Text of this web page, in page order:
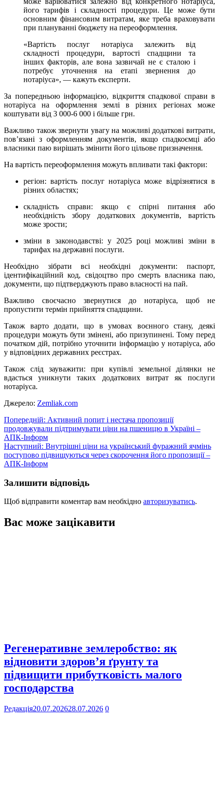
його тарифів і складності процедури. Це може бути
основним фінансовим витратам, яке треба враховувати
при плануванні бюджету на переоформлення.
«Вартість послуг нотаріуса залежить від
складності процедури, вартості спадщини та
інших факторів, але вона зазвичай не є сталою і
потребує уточнення на етапі звернення до
нотаріуса», — кажуть експерти.
За попередньою інформацією, відкриття спадкової справи в
нотаріуса на оформлення землі в різних регіонах може
коштувати від 3 000-6 000 і більше грн.
Важливо також звернути увагу на можливі додаткові витрати,
пов’язані з оформленням документів, якщо спадкоємці або
власники паю вирішать змінити його цільове призначення.
На вартість переоформлення можуть впливати такі фактори:
регіон: вартість послуг нотаріуса може відрізнятися в
різних областях;
складність справи: якщо є спірні питання або
необхідність збору додаткових документів, вартість
може зрости;
зміни в законодавстві: у 2025 році можливі зміни в
тарифах на державні послуги.
Необхідно зібрати всі необхідні документи: паспорт,
ідентифікаційний код, свідоцтво про смерть власника паю,
документи, що підтверджують право власності на пай.
Важливо своєчасно звернутися до нотаріуса, щоб не
пропустити термін прийняття спадщини.
Також варто додати, що в умовах воєнного стану, деякі
процедури можуть бути змінені, або призупинені. Тому перед
початком дій, потрібно уточнити інформацію у нотаріуса, або
у відповідних державних реєстрах.
Також слід зауважити: при купівлі земельної ділянки не
вдасться уникнути таких додаткових витрат як послуги
нотаріуса.
Джерело: Zemliak.com
Навігація
записів
Попередній: Активний попит і нестача пропозиції
продовжували підтримувати ціни на пшеницю в Україні –
АПК-Інформ
Наступний: Внутрішні ціни на український фуражний ячмінь
поступово підвищуються через скорочення його пропозиції –
АПК-Інформ
Залишити відповідь
Щоб відправити коментар вам необхідно авторизуватись.
Вас може зацікавити
Регенеративне землеробство: як
відновити здоров’я ґрунту та
підвищити прибутковість малого
господарства
Редакція20.07.202628.07.2026 0